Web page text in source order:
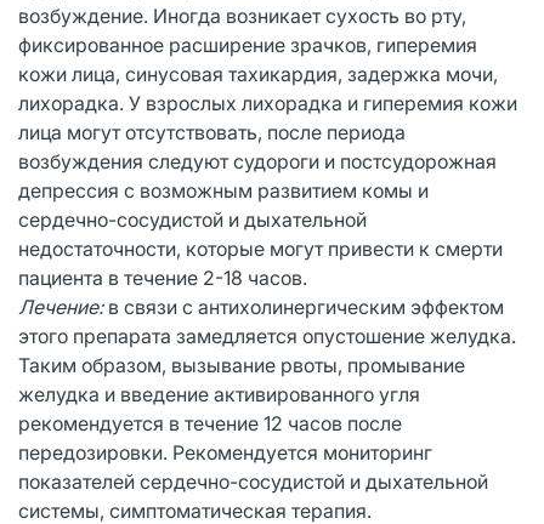
возбуждение. Иногда возникает сухость во рту,
фиксированное расширение зрачков, гиперемия
кожи лица, синусовая тахикардия, задержка мочи,
лихорадка. У взрослых лихорадка и гиперемия кожи
лица могут отсутствовать, после периода
возбуждения следуют судороги и постсудорожная
депрессия с возможным развитием комы и
сердечно-сосудистой и дыхательной
недостаточности, которые могут привести к смерти
пациента в течение 2-18 часов.
Лечение:в связи с антихолинергическим эффектом
этого препарата замедляется опустошение желудка.
Таким образом, вызывание рвоты, промывание
желудка и введение активированного угля
рекомендуется в течение 12 часов после
передозировки. Рекомендуется мониторинг
показателей сердечно-сосудистой и дыхательной
системы, симптоматическая терапия.